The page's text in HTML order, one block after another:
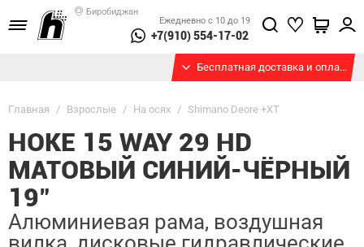
Биробиджан
Ежедневно с 10 до 19
+7(910) 554-17-02
Бесплатная доставка и оплата при получении
Главная / Взрослые / На осях / Shimano Deore +XT
HOKE 15 WAY 29 HD
МАТОВЫЙ СИНИЙ-ЧЁРНЫЙ
19"
Алюминиевая рама, воздушная